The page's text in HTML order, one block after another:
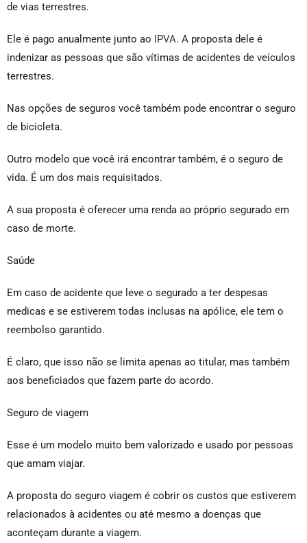
de vias terrestres.
Ele é pago anualmente junto ao IPVA. A proposta dele é
indenizar as pessoas que são vítimas de acidentes de veículos
terrestres.
Nas opções de seguros você também pode encontrar o seguro
de bicicleta.
Outro modelo que você irá encontrar também, é o seguro de
vida. É um dos mais requisitados.
A sua proposta é oferecer uma renda ao próprio segurado em
caso de morte.
Saúde
Em caso de acidente que leve o segurado a ter despesas
medicas e se estiverem todas inclusas na apólice, ele tem o
reembolso garantido.
É claro, que isso não se limita apenas ao titular, mas também
aos beneficiados que fazem parte do acordo.
Seguro de viagem
Esse é um modelo muito bem valorizado e usado por pessoas
que amam viajar.
A proposta do seguro viagem é cobrir os custos que estiverem
relacionados à acidentes ou até mesmo a doenças que
aconteçam durante a viagem.